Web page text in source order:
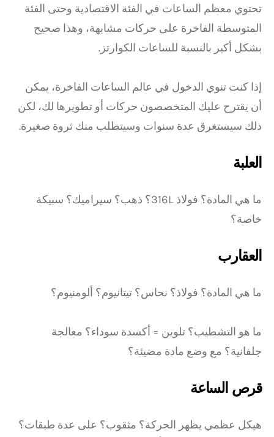
تحتوي معظم الساعات في الفئة الاقتصادية وحتى الفئة
المتوسطة الفاخرة على حركات مشابهة، وهذا صحيح
بشكل أكبر بالنسبة للساعات الكوارتز.
إذا كنت تنوي الدخول في عالم الساعات الفاخرة، يمكن
أن يقترح عليك المتخصصون حركات أو تطويرها لك، لكن
ذلك سيستغرق عدة سنوات وسيتطلب منك ثروة صغيرة.
العلبة
ما هي المادة؟ فولاذ 316L؟ ذهب؟ سيراميك؟ سبيكة
خاصة؟
العقارب
ما هي المادة؟ فولاذ؟ نحاس؟ تيتانيوم؟ ألومنيوم؟
ما هو التشطيب؟ تلوين = أكسدة سوداء؟ معالجة
جلفانية؟ مع وضع مادة مضيئة؟
قرص الساعة
هيكل عظمي يظهر الحركة؟ مثقوب؟ على عدة طبقات؟